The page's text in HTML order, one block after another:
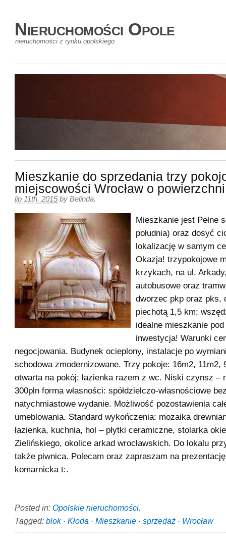
Nieruchomości Opole
nieruchomości z rynku opolskiego
Mieszkanie do sprzedania trzy
miejscowości Wrocław o
lip 11th, 2015 by Belinda.
Mieszkanie jest Pełne
południa) oraz dosyć
lokalizację w samym
Okazja! trzypokojowe
krzykach, na ul.
autobusowe oraz
dworzec pkp oraz pks,
piechotą 1,5 km;
idealne mieszkanie
inwestycja! Warunki
negocjowania. Budynek ocieplony, instalacje po
schodowa zmodernizowane. Trzy pokoje: 16m2, 11m2,
otwarta na pokój; łazienka razem z wc. Niski czynsz –
300pln forma własności: spółdzielczo-własnościowe
natychmiastowe wydanie. Możliwość pozostawienia
umeblowania. Standard wykończenia: mozaika
łazienka, kuchnia, hol – płytki ceramiczne, stolarka
Zielińskiego, okolice arkad wrocławskich. Do lokalu
także piwnica. Polecam oraz zapraszam na
komarnicka t:.
Posted in: Opolskie nieruchomości.
Tagged: blok· Kłoda · Mieszkanie · sprzedaż · Wrocław